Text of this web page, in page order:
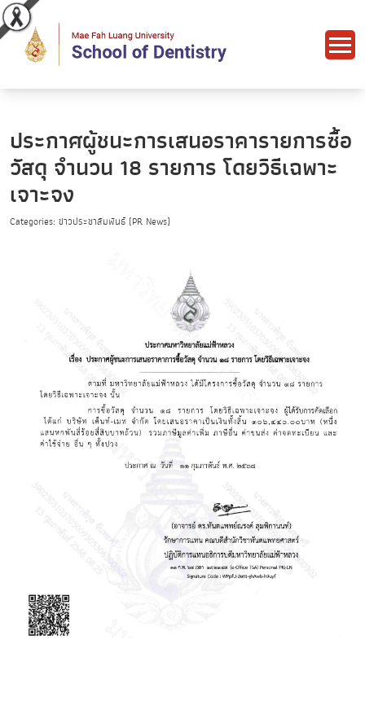
ประกาศผู้ชนะการเสนอราคารายการซื้อ
วัสดุ จำนวน 18 รายการ โดยวิธีเฉพาะ
เจาะจง
Categories: ข่าวประชาสัมพันธ์ (PR News)